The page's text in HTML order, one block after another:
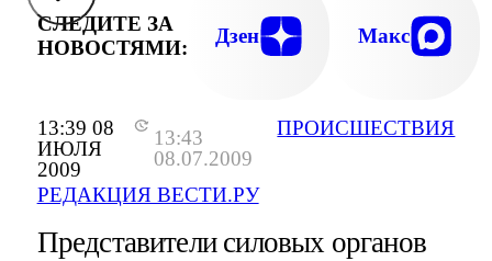
13:39 08
ИЮЛЯ
2009
13:43
08.07.2009
РЕДАКЦИЯ ВЕСТИ.РУ
ПРОИСШЕСТВИЯ
СЛЕДИТЕ ЗА
НОВОСТЯМИ:
Дзен Макс
Представители силовых органов